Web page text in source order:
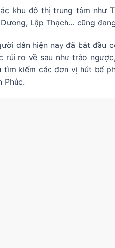
khu đô thị trung tâm như
Dương, Lập Thạch… cũng
dân hiện nay đã bắt đầu
rủi ro về sau như trào
tìm kiếm các đơn vị hút bể
Phúc.